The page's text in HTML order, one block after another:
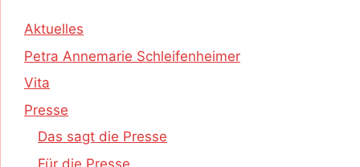
Aktuelles
Petra Annemarie Schleifenheimer
Vita
Presse
Das sagt die Presse
Für die Presse